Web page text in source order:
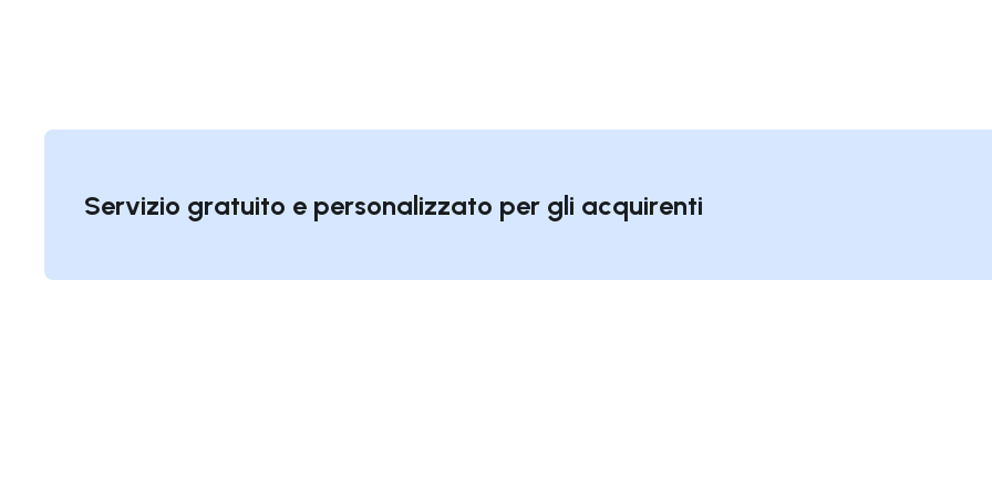
Servizio gratuito e personalizzato per gli acquirenti